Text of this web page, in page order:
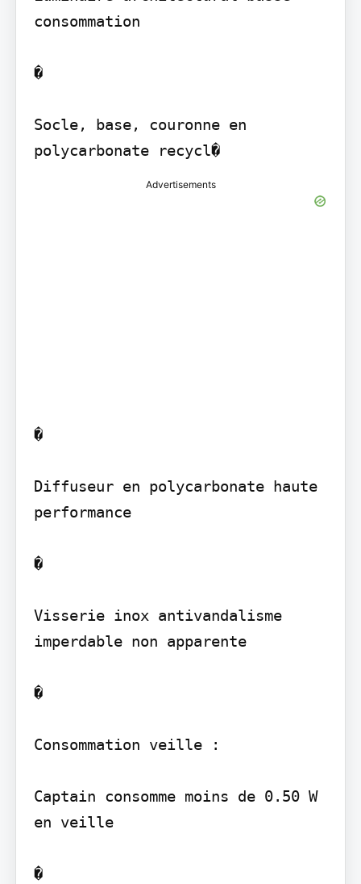
consommation
�
Socle, base, couronne en
polycarbonate recycl�
Advertisements
�
Diffuseur en polycarbonate haute
performance
�
Visserie inox antivandalisme
imperdable non apparente
�
Consommation veille :
Captain consomme moins de 0.50 W
en veille
�